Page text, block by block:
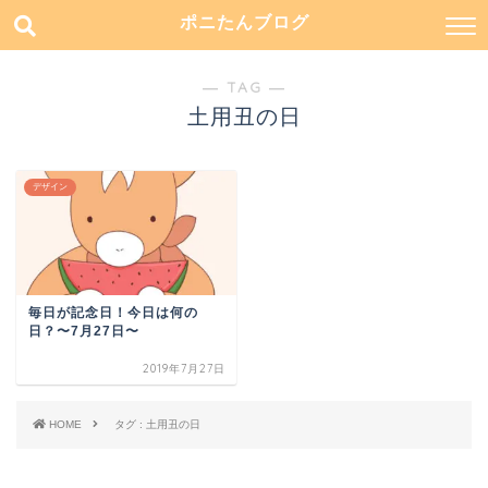
ポニたんブログ
― TAG ―
土用丑の日
デザイン
毎日が記念日！今日は何の
日？〜7月27日〜
2019年7月27日
HOME タグ : 土用丑の日